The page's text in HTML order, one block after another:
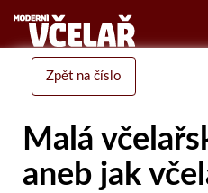
Zpět na číslo
Malá
aneb jak